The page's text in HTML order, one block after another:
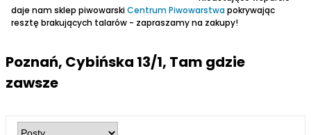
daje nam sklep piwowarskiCentrum Piwowarstwapokrywając
resztę brakujących talarów - zapraszamy na zakupy!
Poznań, Cybińska 13/1, Tam gdzie
zawsze